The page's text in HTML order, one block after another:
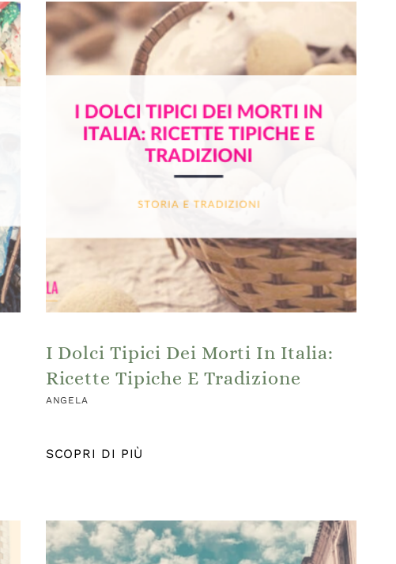
I Dolci Tipici Dei Morti In Italia:
Ricette Tipiche E Tradizione
ANGELA
SCOPRI DI PIÙ